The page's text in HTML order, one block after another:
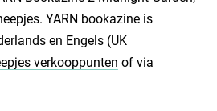
YARN bookazine is
en Engels (UK
verkooppunten of via